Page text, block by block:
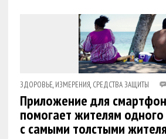
ЗДОРОВЬЕ, ИЗМЕРЕНИЯ, СРЕДСТВА ЗАЩИТЫ
Приложение для
помогает жителям одного
с самыми толстыми